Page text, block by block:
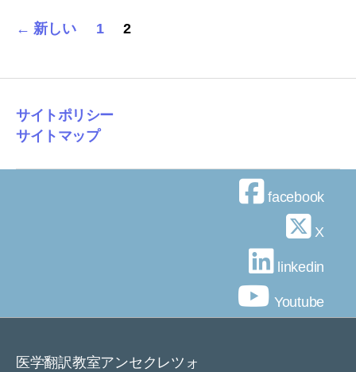
投
の
ペ
ー
← 新しい 1 2
サイトポリシー
サイトマップ
facebook
X
linkedin
Youtube
医学翻訳教室アンセクレツォ